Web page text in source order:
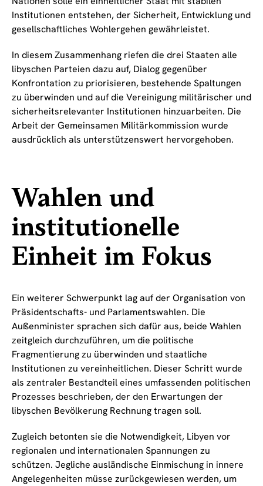
Institutionen entstehen, der Sicherheit, Entwicklung und
gesellschaftliches Wohlergehen gewährleistet.
In diesem Zusammenhang riefen die drei Staaten alle
libyschen Parteien dazu auf, Dialog gegenüber
Konfrontation zu priorisieren, bestehende Spaltungen
zu überwinden und auf die Vereinigung militärischer und
sicherheitsrelevanter Institutionen hinzuarbeiten. Die
Arbeit der Gemeinsamen Militärkommission wurde
ausdrücklich als unterstützenswert hervorgehoben.
Wahlen und
institutionelle
Einheit im Fokus
Ein weiterer Schwerpunkt lag auf der Organisation von
Präsidentschafts- und Parlamentswahlen. Die
Außenminister sprachen sich dafür aus, beide Wahlen
zeitgleich durchzuführen, um die politische
Fragmentierung zu überwinden und staatliche
Institutionen zu vereinheitlichen. Dieser Schritt wurde
als zentraler Bestandteil eines umfassenden politischen
Prozesses beschrieben, der den Erwartungen der
libyschen Bevölkerung Rechnung tragen soll.
Zugleich betonten sie die Notwendigkeit, Libyen vor
regionalen und internationalen Spannungen zu
schützen. Jegliche ausländische Einmischung in innere
Angelegenheiten müsse zurückgewiesen werden, um